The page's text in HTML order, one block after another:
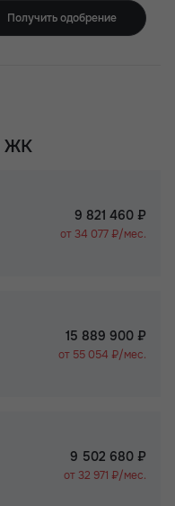
Получить одобрение
ЖК
9 821 460 ₽
от 34 077 ₽/мес.
15 889 900 ₽
от 55 054 ₽/мес.
9 502 680 ₽
от 32 971 ₽/мес.